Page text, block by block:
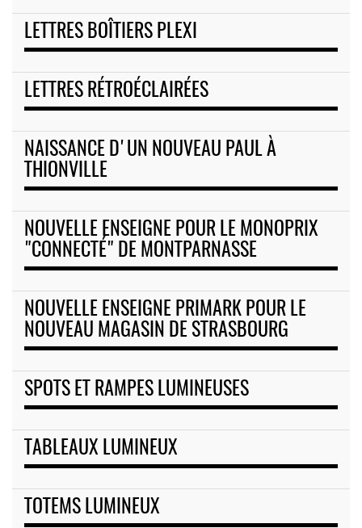
LETTRES BOÎTIERS PLEXI
LETTRES RÉTROÉCLAIRÉES
NAISSANCE D'UN NOUVEAU PAUL À
THIONVILLE
NOUVELLE ENSEIGNE POUR LE MONOPRIX
"CONNECTÉ" DE MONTPARNASSE
NOUVELLE ENSEIGNE PRIMARK POUR LE
NOUVEAU MAGASIN DE STRASBOURG
SPOTS ET RAMPES LUMINEUSES
TABLEAUX LUMINEUX
TOTEMS LUMINEUX